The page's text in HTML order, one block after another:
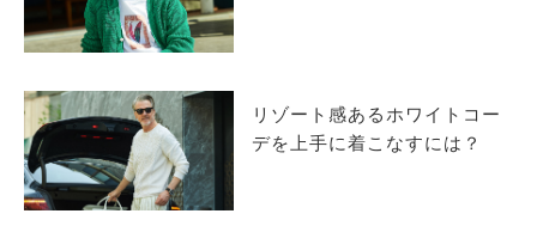
リゾート感あるホワイトコー
デを上手に着こなすには？